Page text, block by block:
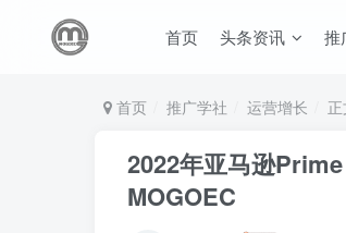
首页 头条资讯 推
首页 推广学社 运营增长
2022年亚马逊
MOGOEC